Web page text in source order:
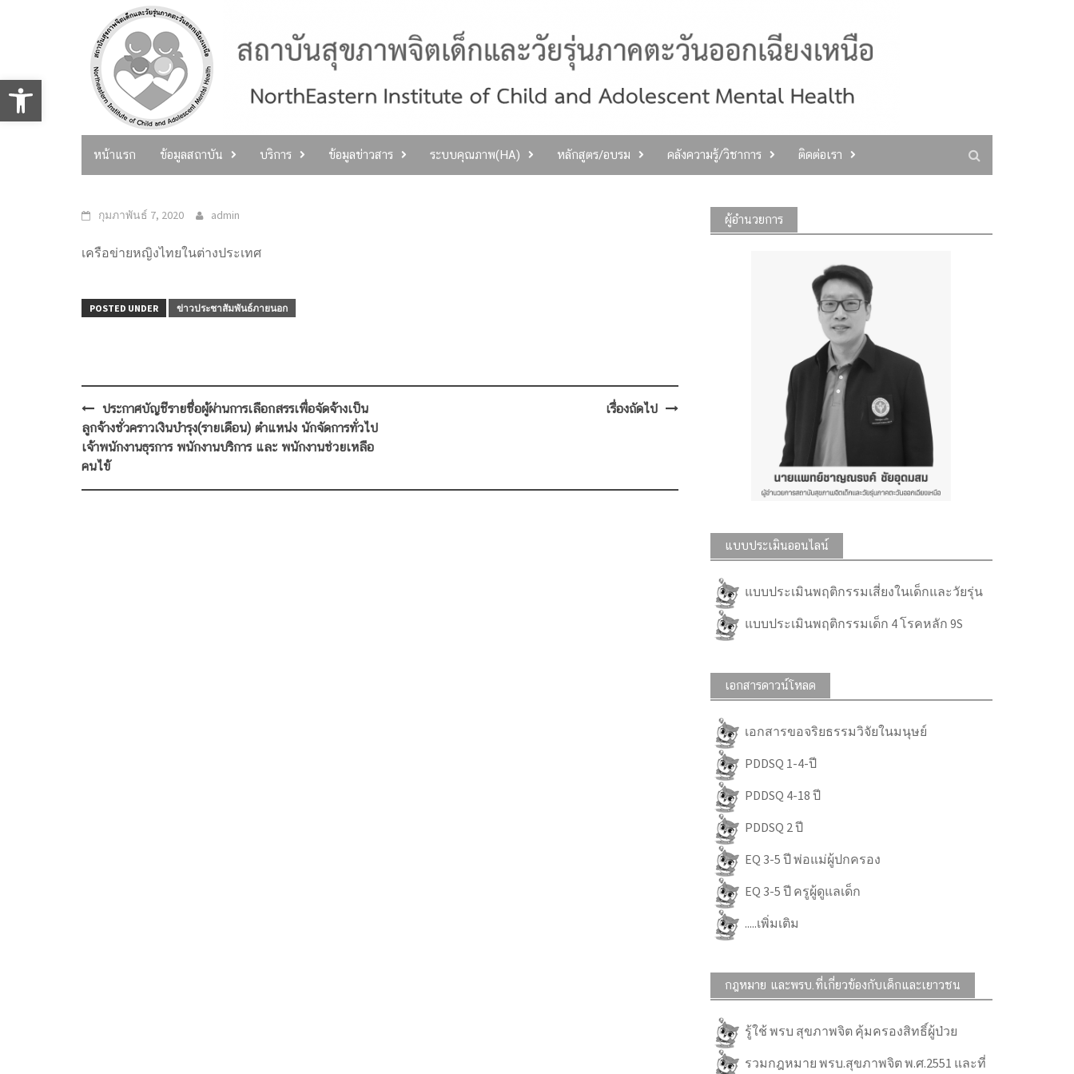
Open toolbar
หน้าแรก ข้อมูลสถาบัน บริการ ข้อมูลข่าวสาร ระบบคุณภาพ(HA) หลักสูตร/อบรม คลังความรู้/วิชาการ ติดต่อเรา
กุมภาพันธ์ 7, 2020 admin
เครือข่ายหญิงไทยในต่างประเทศ
POSTED UNDER ข่าวประชาสัมพันธ์ภายนอก
Post
navigation
ประกาศบัญชีรายชื่อผู้ผ่านการเลือกสรรเพื่อจัดจ้างเป็น
ลูกจ้างชั่วคราวเงินบำรุง(รายเดือน) ตำแหน่ง นักจัดการทั่วไป
เจ้าพนักงานธุรการ พนักงานบริการ และ พนักงานช่วยเหลือ
คนไข้
เรื่องถัดไป
ผู้อำนวยการ
แบบประเมินออนไลน์
แบบประเมินพฤติกรรมเสี่ยงในเด็กและวัยรุ่น
แบบประเมินพฤติกรรมเด็ก 4 โรคหลัก 9S
เอกสารดาวน์โหลด
เอกสารขอจริยธรรมวิจัยในมนุษย์
PDDSQ 1-4-ปี
PDDSQ 4-18 ปี
PDDSQ 2 ปี
EQ 3-5 ปี พ่อแม่ผู้ปกครอง
EQ 3-5 ปี ครูผู้ดูแลเด็ก
.....เพิ่มเติม
กฎหมาย และพรบ.ที่เกี่ยวข้องกับเด็กและเยาวชน
รู้ใช้ พรบ สุขภาพจิต คุ้มครองสิทธิ์ผู้ป่วย
รวมกฎหมาย พรบ.สุขภาพจิต พ.ศ.2551 และที่